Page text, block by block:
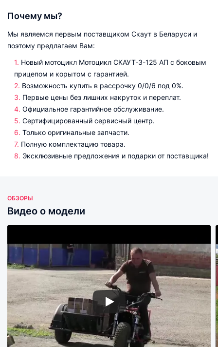
Почему мы?
Мы являемся первым поставщиком Скаут в Беларуси и
поэтому предлагаем Вам:
Новый мотоцикл Мотоцикл СКАУТ-3-125 АП с боковым
прицепом и корытом с гарантией.
Возможность купить в рассрочку 0/0/6 под 0%.
Первые цены без лишних накруток и переплат.
Официальное гарантийное обслуживание.
Сертифицированный сервисный центр.
Только оригинальные запчасти.
Полную комплектацию товара.
Эксклюзивные предложения и подарки от поставщика!
ОБЗОРЫ
Видео о модели